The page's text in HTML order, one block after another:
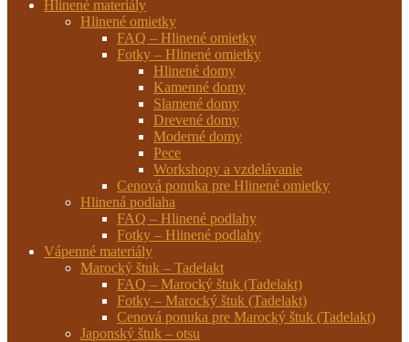
Hlinené materiály
Hlinené omietky
FAQ – Hlinené omietky
Fotky – Hlinené omietky
Hlinené domy
Kamenné domy
Slamené domy
Drevené domy
Moderné domy
Pece
Workshopy a vzdelávanie
Cenová ponuka pre Hlinené omietky
Hlinená podlaha
FAQ – Hlinené podlahy
Fotky – Hlinené podlahy
Vápenné materiály
Marocký štuk – Tadelakt
FAQ – Marocký štuk (Tadelakt)
Fotky – Marocký štuk (Tadelakt)
Cenová ponuka pre Marocký štuk (Tadelakt)
Japonský štuk – otsu